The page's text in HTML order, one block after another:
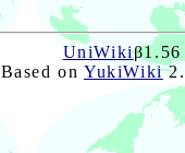
UniWiki
Based on YukiWiki